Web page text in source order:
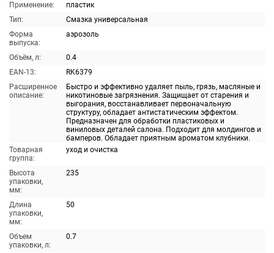
Применение:
пластик
Тип:
Смазка универсальная
Форма
выпуска:
аэрозоль
Объём, л:
0.4
EAN-13:
RK6379
Расширенное
описание:
Быстро и эффективно удаляет пыль, грязь, масляные и
никотиновые загрязнения. Защищает от старения и
выгорания, восстанавливает первоначальную
структуру, обладает антистатическим эффектом.
Предназначен для обработки пластиковых и
виниловых деталей салона. Подходит для молдингов и
бамперов. Обладает приятным ароматом клубники.
Товарная
группа:
уход и очистка
Высота
упаковки,
мм:
235
Длина
упаковки,
мм:
50
Объем
упаковки, л:
0.7